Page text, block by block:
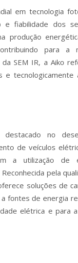
em tecnologia
e fiabilidade dos
produção
para a
SEM IR, a Aiko
e tecnologicamente
no
de veículos
a utilização de
pela
soluções de
fontes de energia
elétrica e para